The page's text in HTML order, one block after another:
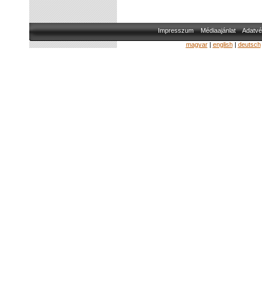
Impresszum Médiaajánlat
magyar| english| deutsch